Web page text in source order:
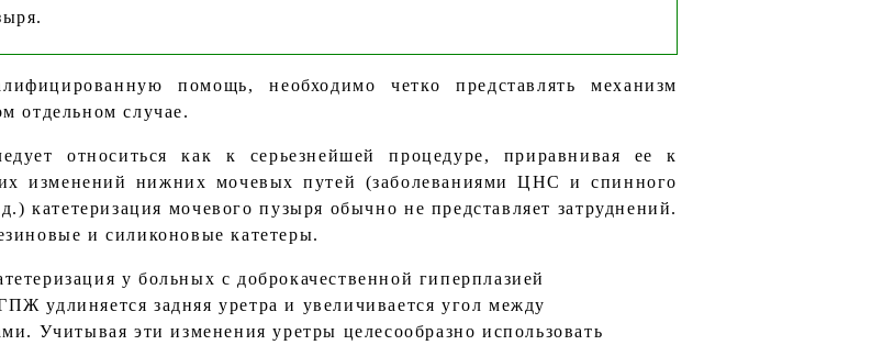
помощь, необходимо четко представлять механизм
отдельном случае.
относиться как к серьезнейшей процедуре, приравнивая ее к
изменений нижних мочевых путей (заболеваниями ЦНС и спинного
катетеризация мочевого пузыря обычно не представляет затруднений.
и силиконовые катетеры.
у больных с доброкачественной гиперплазией
удлиняется задняя уретра и увеличивается угол между
Учитывая эти изменения уретры целесообразно использовать